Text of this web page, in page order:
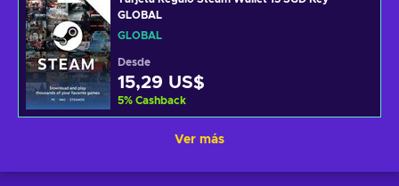
GLOBAL
GLOBAL
Desde
15,29 US$
5% Cashback
Ver más